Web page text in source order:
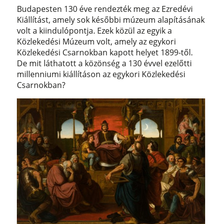
Budapesten 130 éve rendezték meg az Ezredévi
Kiállítást, amely sok későbbi múzeum alapításának
volt a kiindulópontja. Ezek közül az egyik a
Közlekedési Múzeum volt, amely az egykori
Közlekedési Csarnokban kapott helyet 1899-től.
De mit láthatott a közönség a 130 évvel ezelőtti
millenniumi kiállításon az egykori Közlekedési
Csarnokban?